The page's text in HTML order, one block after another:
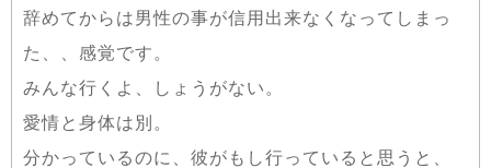
辞めてからは男性の事が信用出来なくなってしまっ
た、、感覚です。
みんな行くよ、しょうがない。
愛情と身体は別。
分かっているのに、彼がもし行っていると思うと、